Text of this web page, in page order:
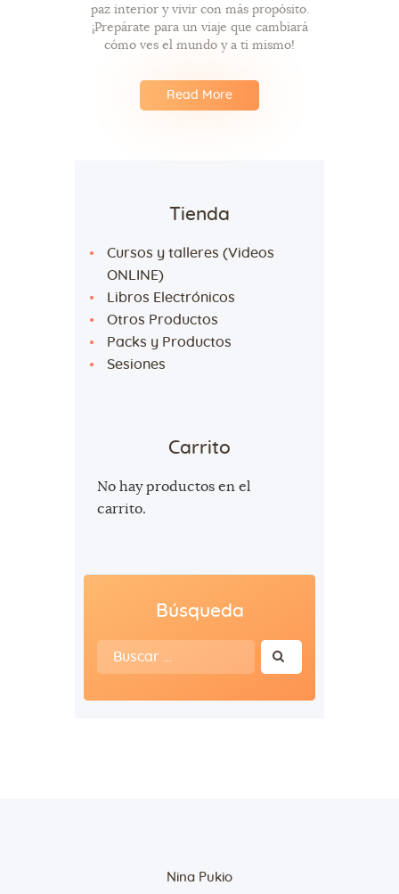
paz interior y vivir con más propósito.
¡Prepárate para un viaje que cambiará
cómo ves el mundo y a ti mismo!
Read More
Tienda
Cursos y talleres (Videos
ONLINE)
Libros Electrónicos
Otros Productos
Packs y Productos
Sesiones
Carrito
No hay productos en el
carrito.
Búsqueda
Buscar:
Nina Pukio